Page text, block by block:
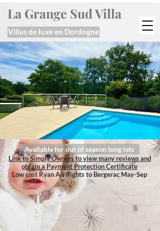
Villas de luxe en Dordogne
Available for out of season long lets
La Grange Sud Villa
Link to Simply Owners to view many reviews and
obtain a Payment Protection Certificate
Low cost Ryan Air flights to Bergerac May-Sep